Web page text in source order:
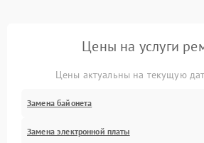
Цены на услуги
Цены актуальны на текущую
Замена байонета
Замена электронной платы